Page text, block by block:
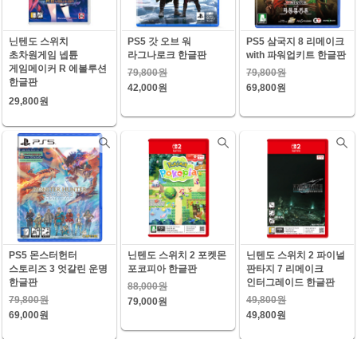
닌텐도 스위치
초차원게임 넵튠
게임메이커 R 에볼루션
한글판
29,800원
PS5 갓 오브 워
라그나로크 한글판
79,800원
42,000원
PS5 삼국지 8 리메이크
with 파워업키트 한글판
79,800원
69,800원
PS5 몬스터헌터
스토리즈 3 엇갈린 운명
한글판
79,800원
69,000원
닌텐도 스위치 2 포켓몬
포코피아 한글판
88,000원
79,000원
닌텐도 스위치 2 파이널
판타지 7 리메이크
인터그레이드 한글판
49,800원
49,800원